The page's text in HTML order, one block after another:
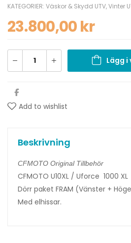
KATEGORIER: Väskor & Skydd UTV,Vinter
23.800,00kr
Lägg i
Add to wishlist
Beskrivning
CFMOTO Original Tillbehör
CFMOTO U10XL / Uforce 1000 XL
Dörr paket FRAM (Vänster +
Med elhissar.